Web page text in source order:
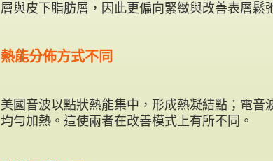
層與皮下脂肪層，因此更偏向緊緻與改善表層鬆
熱能分佈方式不同
美國音波以點狀熱能集中，形成熱凝結點；電音
均勻加熱。這使兩者在改善模式上有所不同。